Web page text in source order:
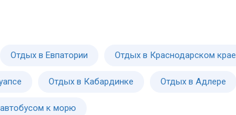
Отдых в Евпатории Отдых в Краснодарском крае
Отдых в Кабардинке Отдых в Адлере
к морю